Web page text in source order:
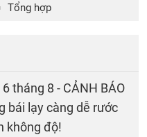
Tổng hợp
tháng 8 - CẢNH BÁO
bái lạy càng dễ rước
không độ!